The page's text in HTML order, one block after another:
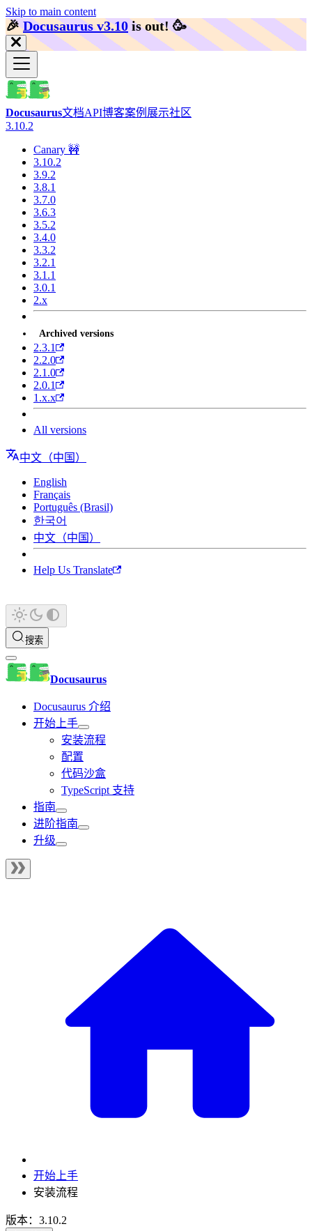
Skip to main content
🎉️Docusaurus v3.10 is out! 🥳️
Docusaurus文档API博客案例展示社区
3.10.2
Canary 🚧
3.10.2
3.9.2
3.8.1
3.7.0
3.6.3
3.5.2
3.4.0
3.3.2
3.2.1
3.1.1
3.0.1
2.x
Archived versions
2.3.1
2.2.0
2.1.0
2.0.1
1.x.x
All versions
中文（中国）
English
Français
Português (Brasil)
한국어
中文（中国）
Help Us Translate
搜索
Docusaurus
Docusaurus 介绍
开始上手
安装流程
配置
代码沙盒
TypeScript 支持
指南
进阶指南
升级
开始上手
安装流程
版本：3.10.2